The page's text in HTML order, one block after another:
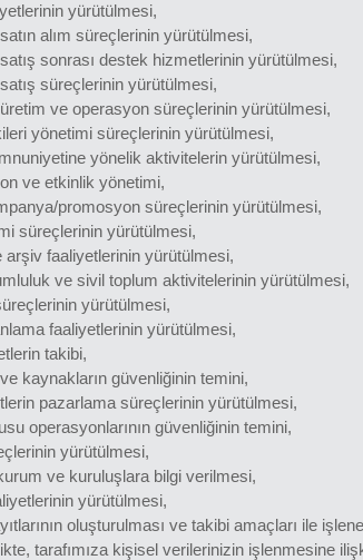
yürütülmesi,
alım süreçlerinin yürütülmesi,
sonrası destek hizmetlerinin yürütülmesi,
süreçlerinin yürütülmesi,
ve operasyon süreçlerinin yürütülmesi,
yönetimi süreçlerinin yürütülmesi,
yönelik aktivitelerin yürütülmesi,
ve etkinlik yönetimi,
promosyon süreçlerinin yürütülmesi,
süreçlerinin yürütülmesi,
arşiv faaliyetlerinin yürütülmesi,
ve sivil toplum aktivitelerinin yürütülmesi,
yürütülmesi,
faaliyetlerinin yürütülmesi,
takibi,
ve kaynakların güvenliğinin temini,
pazarlama süreçlerinin yürütülmesi,
operasyonlarının güvenliğinin temini,
yürütülmesi,
ve kuruluşlara bilgi verilmesi,
yürütülmesi,
oluşturulması ve takibi amaçları ile
tarafımıza kişisel verilerinizin işlenmesine